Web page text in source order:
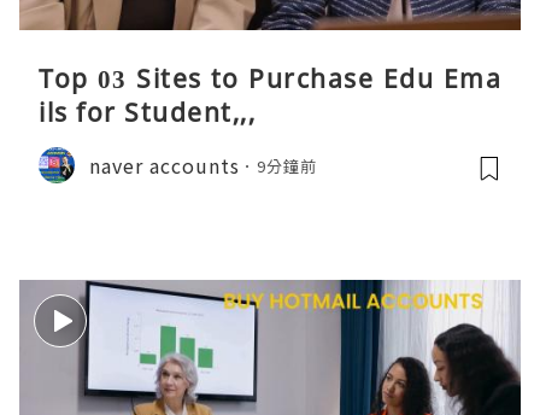
Top 03 Sites to Purchase Edu Ema
ils for Student,,,
naver accounts 9分鐘前